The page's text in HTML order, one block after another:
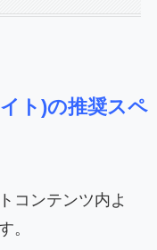
ト)の推奨スペ
コンテンツ内よ
。